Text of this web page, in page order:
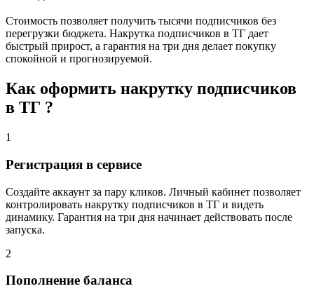
Стоимость позволяет получить тысячи подписчиков без
перегрузки бюджета. Накрутка подписчиков в ТГ дает
быстрый прирост, а гарантия на три дня делает покупку
спокойной и прогнозируемой.
Как оформить накрутку подписчиков
в ТГ ?
1
Регистрация в сервисе
Создайте аккаунт за пару кликов. Личный кабинет позволяет
контролировать накрутку подписчиков в ТГ и видеть
динамику. Гарантия на три дня начинает действовать после
запуска.
2
Пополнение баланса